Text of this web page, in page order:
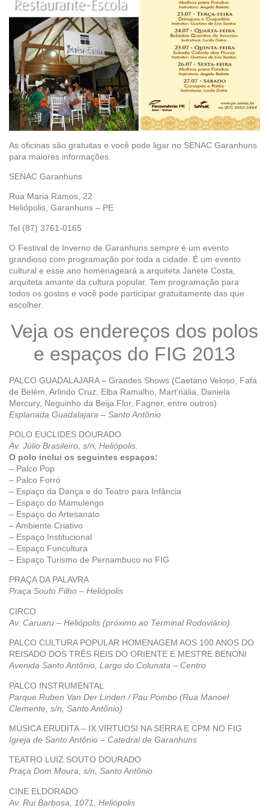
As oficinas são gratuitas e você pode ligar no SENAC Garanhuns
para maiores informações.
SENAC Garanhuns
Rua Maria Ramos, 22
Heliópolis, Garanhuns – PE
Tel (87) 3761-0165
O Festival de Inverno de Garanhuns sempre é um evento
grandioso com programação por toda a cidade. É um evento
cultural e esse ano homenageará a arquiteta Janete Costa,
arquiteta amante da cultura popular. Tem programação para
todos os gostos e você pode participar gratuitamente das que
escolher.
Veja os endereços dos polos
e espaços do FIG 2013
PALCO GUADALAJARA – Grandes Shows (Caetano Veloso, Fafá
de Belém, Arlindo Cruz, Elba Ramalho, Mart’nália, Daniela
Mercury, Neguinho da Beija Flor, Fagner, entre outros)
Esplanada Guadalajara – Santo Antônio
POLO EUCLIDES DOURADO
Av. Júlio Brasileiro, s/n, Heliópolis.
O polo inclui os seguintes espaços:
– Palco Pop
– Palco Forró
– Espaço da Dança e do Teatro para Infância
– Espaço do Mamulengo
– Espaço do Artesanato
– Ambiente Criativo
– Espaço Institucional
– Espaço Funcultura
– Espaço Turismo de Pernambuco no FIG
PRAÇA DA PALAVRA
Praça Souto Filho – Heliópolis
CIRCO
Av. Caruaru – Heliópolis (próximo ao Terminal Rodoviário)
PALCO CULTURA POPULAR HOMENAGEM AOS 100 ANOS DO
REISADO DOS TRÊS REIS DO ORIENTE E MESTRE BENONI
Avenida Santo Antônio, Largo do Colunata – Centro
PALCO INSTRUMENTAL
Parque Ruben Van Der Linden / Pau Pombo (Rua Manoel
Clemente, s/n, Santo Antônio)
MÚSICA ERUDITA – IX VIRTUOSI NA SERRA E CPM NO FIG
Igreja de Santo Antônio – Catedral de Garanhuns
TEATRO LUIZ SOUTO DOURADO
Praça Dom Moura, s/n, Santo Antônio
CINE ELDORADO
Av. Rui Barbosa, 1071, Heliópolis